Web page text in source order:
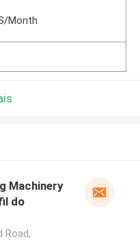
Month
Machinery
do
Road,